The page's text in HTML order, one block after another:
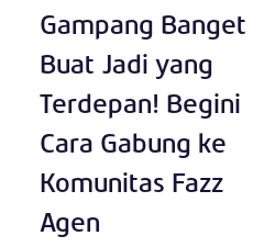
Gampang Banget
Buat Jadi yang
Terdepan! Begini
Cara Gabung ke
Komunitas Fazz
Agen